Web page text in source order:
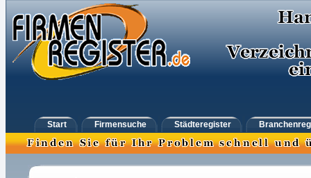
Start Firmensuche Städteregister